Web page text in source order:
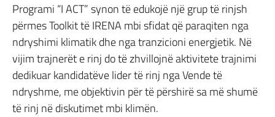
Programi “I ACT” synon të edukojë një grup të rinjsh
përmes Toolkit të IRENA mbi sfidat që paraqiten nga
ndryshimi klimatik dhe nga tranzicioni energjetik. Në
vijim trajnerët e rinj do të zhvillojnë aktivitete trajnimi
dedikuar kandidatëve lider të rinj nga Vende të
ndryshme, me objektivin për të përshirë sa më shumë
të rinj në diskutimet mbi klimën.